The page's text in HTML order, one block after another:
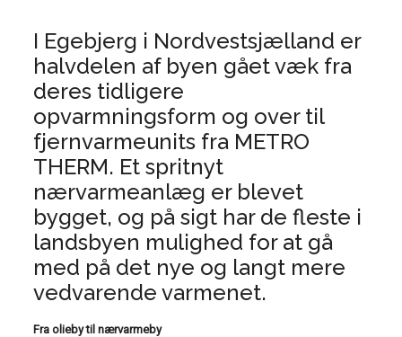
I Egebjerg i Nordvestsjælland er
halvdelen af byen gået væk fra
deres tidligere
opvarmningsform og over til
fjernvarmeunits fra METRO
THERM. Et spritnyt
nærvarmeanlæg er blevet
bygget, og på sigt har de fleste i
landsbyen mulighed for at gå
med på det nye og langt mere
vedvarende varmenet.
Fra olieby til nærvarmeby